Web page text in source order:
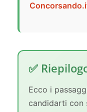
✅
Ecco i
candidarti con